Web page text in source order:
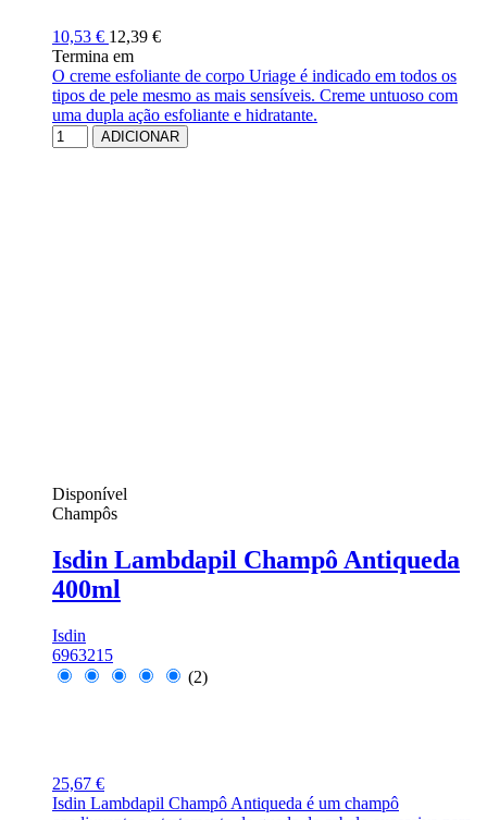
10,53 € 12,39 €
Termina em
O creme esfoliante de corpo Uriage é indicado em todos os
tipos de pele mesmo as mais sensíveis. Creme untuoso com
uma dupla ação esfoliante e hidratante.
ADICIONAR
Disponível
Champôs
Isdin Lambdapil Champô Antiqueda
400ml
Isdin
6963215
(2)
25,67 €
Isdin Lambdapil Champô Antiqueda é um champô